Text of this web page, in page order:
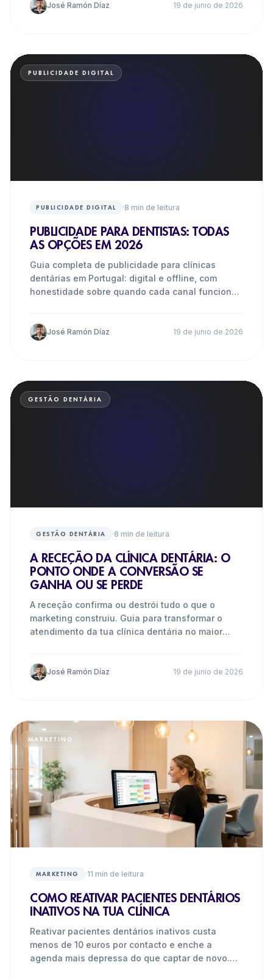
José Ramón Díaz 19 de junio de 2026
PUBLICIDADE DIGITAL
PUBLICIDADE DIGITAL ·8 min de leitura
PUBLICIDADE PARA DENTISTAS: TODAS
AS OPÇÕES EM 2026
Guia completa de publicidade para clínicas
dentárias em Portugal: digital e offline, com
honestidade sobre quando cada canal funciona
José Ramón Díaz 19 de junio de 2026
GESTÃO DENTÁRIA
GESTÃO DENTÁRIA ·8 min de leitura
A RECEÇÃO DA CLÍNICA DENTÁRIA: O
PONTO ONDE A CONVERSÃO SE
GANHA OU SE PERDE
A receção confirma ou destrói tudo o que o
marketing construiu. Guia para transformar o
atendimento da tua clínica dentária no maior
José Ramón Díaz 19 de junio de 2026
MARKETING
MARKETING ·11 min de leitura
COMO REATIVAR PACIENTES DENTÁRIOS
INATIVOS NA TUA CLÍNICA
Reativar pacientes dentários inativos custa
menos de 10 euros por contacto e enche a
agenda mais depressa do que captar de novo.